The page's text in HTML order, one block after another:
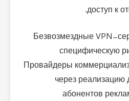
доступ к
Безвозмездные VPN-
специфическую
Провайдеры
через реализацию
абонентов